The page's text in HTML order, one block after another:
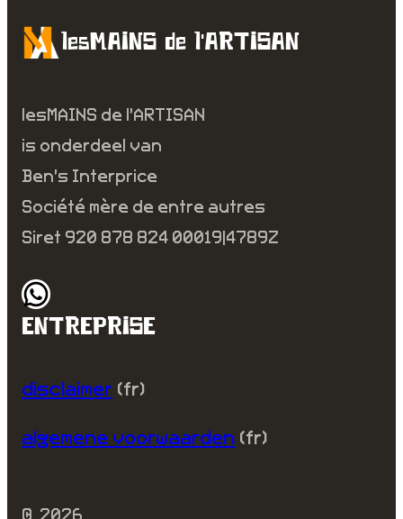
lesMAINS de l’ARTISAN
lesMAINS de l’ARTISAN
is onderdeel van
Ben’s Interprice
Société mère de entre autres
Siret 920 878 824 00019|4789Z
WhatsApp
ENTREPRISE
disclaimer (fr)
algemene voorwaarden (fr)
© 2026